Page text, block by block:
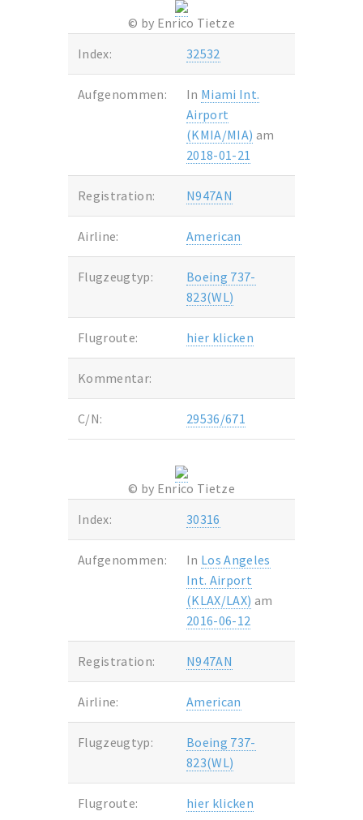
© by Enrico Tietze
Index:
32532
Aufgenommen: In Miami Int.
Airport
(KMIA/MIA) am
2018-01-21
Registration: N947AN
Airline: American
Flugzeugtyp:
Boeing 737-
823(WL)
Flugroute: hier klicken
Kommentar:
C/N: 29536/671
© by Enrico Tietze
Index:
30316
Aufgenommen: In Los Angeles
Int. Airport
(KLAX/LAX) am
2016-06-12
Registration: N947AN
Airline: American
Flugzeugtyp:
Boeing 737-
823(WL)
Flugroute: hier klicken